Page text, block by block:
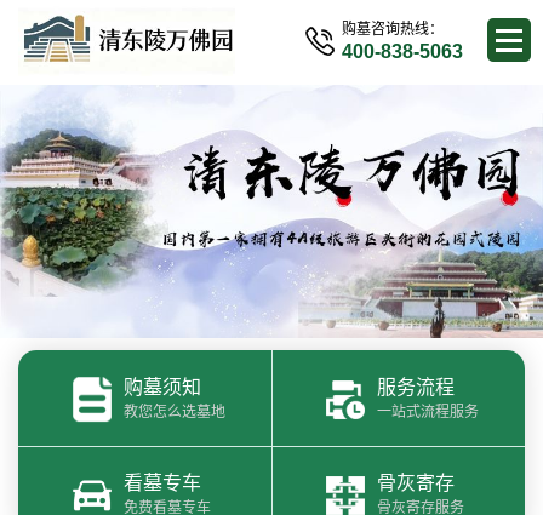
购墓咨询热线：
400-838-5063
购墓须知
教您怎么选墓地
服务流程
一站式流程服务
看墓专车
免费看墓专车
骨灰寄存
骨灰寄存服务